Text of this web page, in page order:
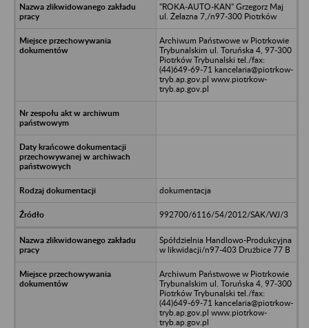
"ROKA-AUTO-KAN" Grzegorz Maj
ul. Żelazna 7,/n97-300 Piotrków
Archiwum Państwowe w Piotrkowie
Trybunalskim ul. Toruńska 4, 97-300
Piotrków Trybunalski tel./fax:
(44)649-69-71 kancelaria@piotrkow-
tryb.ap.gov.pl www.piotrkow-
tryb.ap.gov.pl
dokumentacja
992700/6116/54/2012/SAK/WJ/3
Spółdzielnia Handlowo-Produkcyjna
w likwidacji/n97-403 Drużbice 77 B
Archiwum Państwowe w Piotrkowie
Trybunalskim ul. Toruńska 4, 97-300
Piotrków Trybunalski tel./fax:
(44)649-69-71 kancelaria@piotrkow-
tryb.ap.gov.pl www.piotrkow-
tryb.ap.gov.pl